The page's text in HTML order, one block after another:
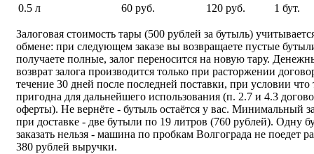
0.5 л
60 руб. 120 руб. 1 бут.
Залоговая стоимость тары (500 рублей за бутыль)
обмене: при следующем заказе вы возвращаете пустые
получаете полные, залог переносится на новую тару.
возврат залога производится только при расторжении
течение 30 дней после последней поставки, при условии что
пригодна для дальнейшего использования (п. 2.7 и 4.3
оферты). Не вернёте - бутыль остаётся у вас. Минимальный
при доставке - две бутыли по 19 литров (760 рублей). Одну
заказать нельзя - машина по пробкам Волгограда не поедет
380 рублей выручки.